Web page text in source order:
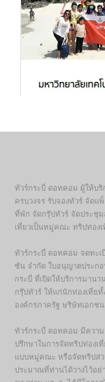
ทัวร์กระบี่ ดอทคอม ผู้ให้บริ
ครบวงจร รับจองทัวร์ จัดแ
ที่พัก จัดกรุ๊ปทัวร์ จัดประชุ
เที่ยวเป็นหมู่คณะ ทริปท่อง
ทัวร์กระบี่ ดอทคอม จดทะเ
ซัน จำกัด ใบอนุญาตประกอ
กระบี่ ที่เปิดให้บริการมาน
กรุ๊ปทัวร์ ให้แก่นักท่องเที่ย
องค์กรภาครัฐ ษริษัทเอกช
ทัวร์กระบี่ ดอทคอม มีควา
ปรึกษาในการจัดทริปท่องเ
แบบหมู่คณะ หรือจัดทริปส่ว
ประมาณที่ท่านได้วางไว้อย่